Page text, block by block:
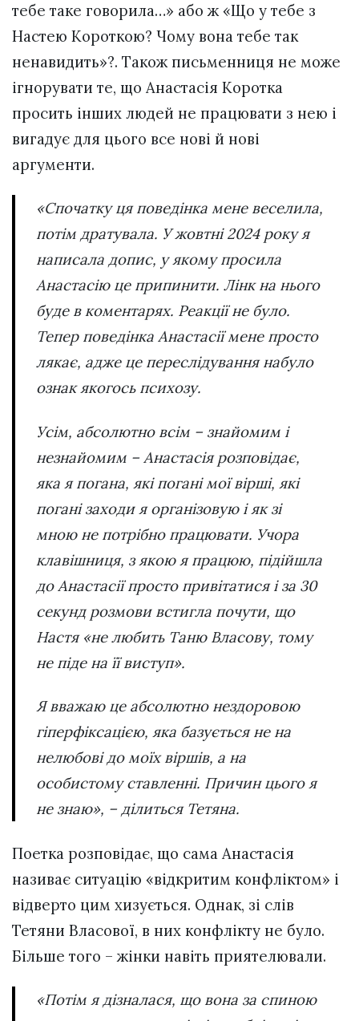
тебе таке говорила…» або ж «Що у тебе з
Настею Короткою? Чому вона тебе так
ненавидить»?. Також письменниця не може
ігнорувати те, що Анастасія Коротка
просить інших людей не працювати з нею і
вигадує для цього все нові й нові
аргументи.
«Спочатку ця поведінка мене веселила,
потім дратувала. У жовтні 2024 року я
написала допис, у якому просила
Анастасію це припинити. Лінк на нього
буде в коментарях. Реакції не було.
Тепер поведінка Анастасії мене просто
лякає, адже це переслідування набуло
ознак якогось психозу.
Усім, абсолютно всім – знайомим і
незнайомим – Анастасія розповідає,
яка я погана, які погані мої вірші, які
погані заходи я організовую і як зі
мною не потрібно працювати. Учора
клавішниця, з якою я працюю, підійшла
до Анастасії просто привітатися і за 30
секунд розмови встигла почути, що
Настя «не любить Таню Власову, тому
не піде на її виступ».
Я вважаю це абсолютно нездоровою
гіперфіксацією, яка базується не на
нелюбові до моїх віршів, а на
особистому ставленні. Причин цього я
не знаю», – ділиться Тетяна.
Поетка розповідає, що сама Анастасія
називає ситуацію «відкритим конфліктом» і
відверто цим хизується. Однак, зі слів
Тетяни Власової, в них конфлікту не було.
Більше того – жінки навіть приятелювали.
«Потім я дізналася, що вона за спиною